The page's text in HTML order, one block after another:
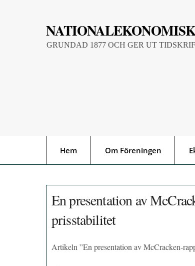
GRUNDAD 1877 OCH GER UT
Hem Om Föreningen
En presentation av
prisstabilitet
Artikeln ”En presentation av McCracken-